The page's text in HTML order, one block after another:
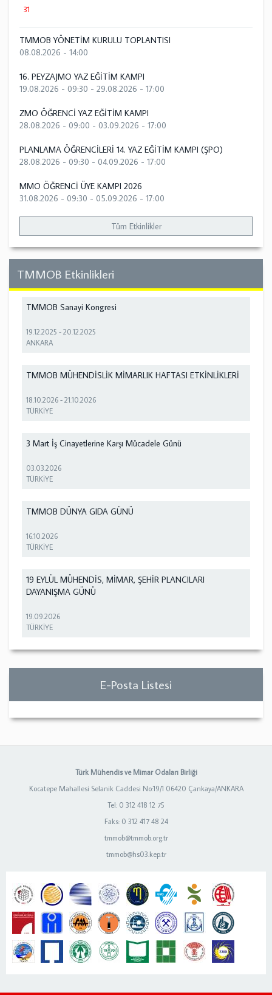
31
TMMOB YÖNETİM KURULU TOPLANTISI
08.08.2026 - 14:00
16. PEYZAJMO YAZ EĞİTİM KAMPI
19.08.2026 - 09:30 - 29.08.2026 - 17:00
ZMO ÖĞRENCİ YAZ EĞİTİM KAMPI
28.08.2026 - 09:00 - 03.09.2026 - 17:00
PLANLAMA ÖĞRENCİLERİ 14. YAZ EĞİTİM KAMPI (ŞPO)
28.08.2026 - 09:30 - 04.09.2026 - 17:00
MMO ÖĞRENCİ ÜYE KAMPI 2026
31.08.2026 - 09:30 - 05.09.2026 - 17:00
Tüm Etkinlikler
TMMOB Etkinlikleri
TMMOB Sanayi Kongresi
19.12.2025 -20.12.2025
ANKARA
TMMOB MÜHENDİSLİK MİMARLIK HAFTASI ETKİNLİKLERİ
18.10.2026 -21.10.2026
TÜRKİYE
3 Mart İş Cinayetlerine Karşı Mücadele Günü
03.03.2026
TÜRKİYE
TMMOB DÜNYA GIDA GÜNÜ
16.10.2026
TÜRKİYE
19 EYLÜL MÜHENDİS, MİMAR, ŞEHİR PLANCILARI
DAYANIŞMA GÜNÜ
19.09.2026
TÜRKİYE
E-Posta Listesi
Türk Mühendis ve Mimar Odaları Birliği
Kocatepe Mahallesi Selanik Caddesi No:19/1 06420 Çankaya/ANKARA
Tel: 0 312 418 12 75
Faks: 0 312 417 48 24
tmmob@tmmob.org.tr
tmmob@hs03.kep.tr